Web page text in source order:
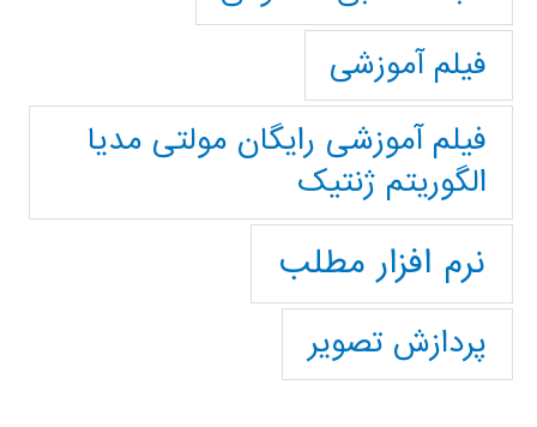
فیلم آموزشی
فیلم آموزشی رایگان مولتی مدیا
الگوریتم ژنتیک
نرم افزار مطلب
پردازش تصویر